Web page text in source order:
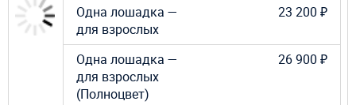
Одна лошадка —
для взрослых
23 200 ₽
Одна лошадка —
для взрослых
(Полноцвет)
26 900 ₽